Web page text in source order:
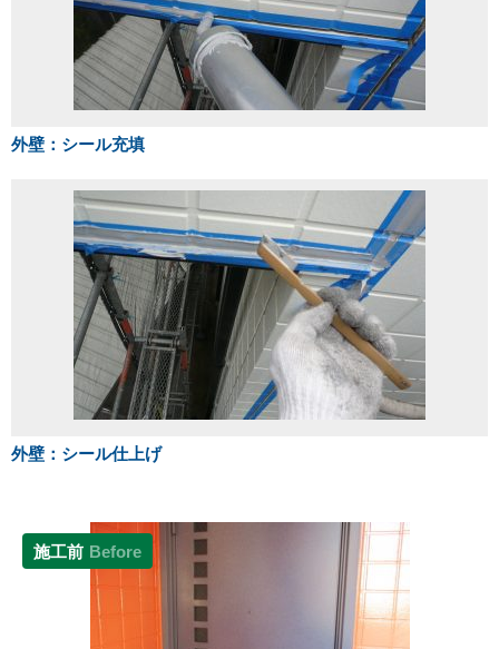
外壁：シール充填
外壁：シール仕上げ
施工前 Before